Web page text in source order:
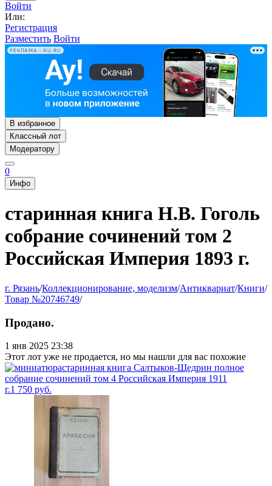
Войти
Или:
Регистрация
Разместить Войти
РЕКЛАМА • AU.RU
В избранное
Классный лот
Модератору
0
Инфо
старинная книга Н.В. Гоголь
собрание сочинений том 2
Российская Империя 1893 г.
г. Рязань/Коллекционирование, моделизм/Антиквариат/Книги/
Товар №20746749/
Продано.
1 янв 2025 23:38
Этот лот уже не продается, но мы нашли для вас похожие
старинная книга Салтыков-Щедрин полное
собрание сочинений том 4 Российская Империя 1911
г.1 750 руб.